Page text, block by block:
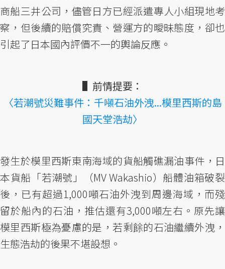
商船三井公司，儘管日方已經派遣專人小組現地考
察，但後續的賠償究責、營運方的曖昧態度，卻也
引起了日本國內評價不一的輿論反應。
▌前情提要：
〈若潮號災難事件：千噸石油外洩...模里西斯的島
國天堂浩劫〉
發生於模里西斯東南海域的貨船觸礁漏油事件，日
本貨船「若潮號」（MV Wakashio）船體油箱破裂
後，已有超過1,000噸石油外洩到周邊海域，而殘
留於船內的石油，推估還有3,000噸左右。原先讓
模里西斯極為憂慮的是，若剩餘的石油繼續外洩，
生態浩劫的後果不堪設想。